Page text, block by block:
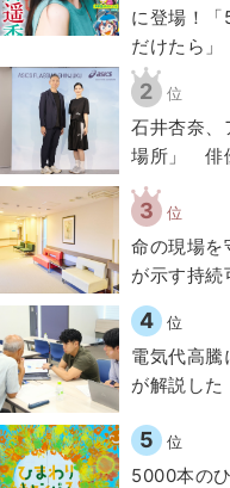
に登場！「
だけたら」
2 位
石井杏奈、
場所」 俳
3 位
命の現場を
が示す持続
4 位
電気代高騰
が解説した
5 位
5000本の